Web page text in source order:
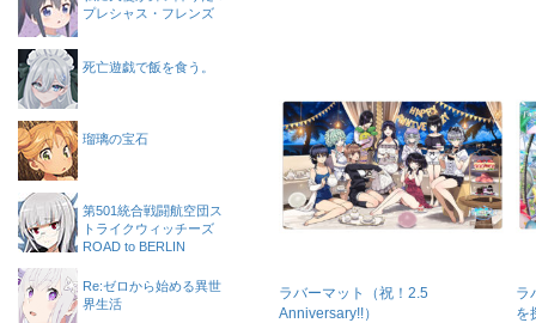
ラバーマット（祝！2.5
Anniversary!!）
ラ
を
プレシャス・フレンズ
死亡遊戯で飯を食う。
瑠璃の宝石
第501統合戦闘航空団ス
トライクウィッチーズ
ROAD to BERLIN
Re:ゼロから始める異世
界生活